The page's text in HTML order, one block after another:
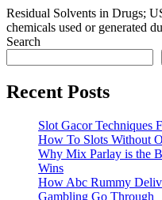
Residual Solvents in Drugs;
chemicals used or generated
Search
Recent Posts
Slot Gacor Techniques
How To Slots Without
Why Mix Parlay is the
Wins
How Abc Rummy
Gambling Go Through